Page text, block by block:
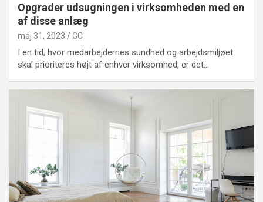
Opgrader udsugningen i virksomheden med en
af disse anlæg
maj 31, 2023 GC
I en tid, hvor medarbejdernes sundhed og arbejdsmiljøet
skal prioriteres højt af enhver virksomhed, er det…